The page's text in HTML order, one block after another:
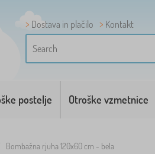
Dostava in plačilo
Kontakt
postelje Otroške vzmetnice
Bombažna rjuha 120x60 cm - bela